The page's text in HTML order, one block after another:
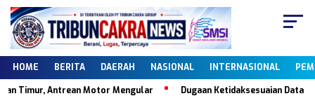
HOME BERITA DAERAH NASIONAL INTERNASIONAL
Antrean Motor Mengular Dugaan Ketidaksesuaian Data